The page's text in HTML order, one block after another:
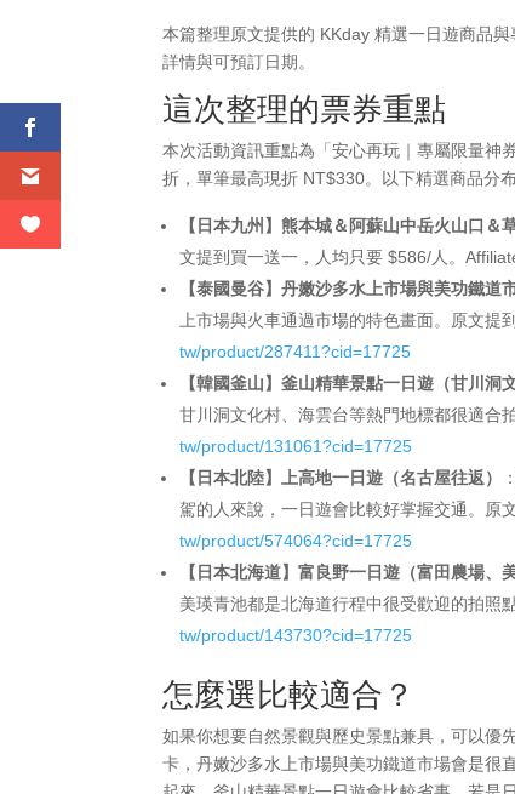
本篇整理原文提供的 KKday 精選一日遊商品
詳情與可預訂日期。
這次整理的票券重點
本次活動資訊重點為「安心再玩｜專屬限量神
折，單筆最高現折 NT$330。以下精選商品分
【日本九州】熊本城＆阿蘇山中岳火山口＆
文提到買一送一，人均只要 $586/人。
【泰國曼谷】丹嫩沙多水上市場與美功鐵道
上市場與火車通過市場的特色畫面。原文提
tw/product/287411?cid=17725
【韓國釜山】釜山精華景點一日遊（甘川洞
甘川洞文化村、海雲台等熱門地標都很適合
tw/product/131061?cid=17725
【日本北陸】上高地一日遊（名古屋往返）
駕的人來說，一日遊會比較好掌握交通。原
tw/product/574064?cid=17725
【日本北海道】富良野一日遊（富田農場、
美瑛青池都是北海道行程中很受歡迎的拍照
tw/product/143730?cid=17725
怎麼選比較適合？
如果你想要自然景觀與歷史景點兼具，可以優
卡，丹嫩沙多水上市場與美功鐵道市場會是很